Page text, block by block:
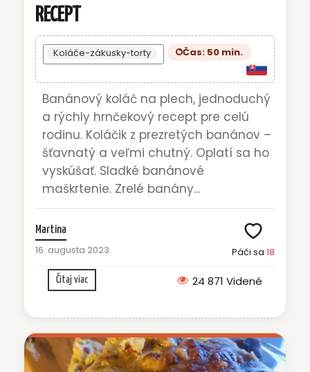
RECEPT
Čas: 50 min.
Koláče-zákusky-torty
Banánový koláč na plech, jednoduchý
a rýchly hrnčekový recept pre celú
rodinu. Koláčik z prezretých banánov –
šťavnatý a veľmi chutný. Oplatí sa ho
vyskúšať. Sladké banánové
maškrtenie. Zrelé banány...
Martina
16. augusta 2023 Páči sa 18
Čítaj viac 24 871 Videné